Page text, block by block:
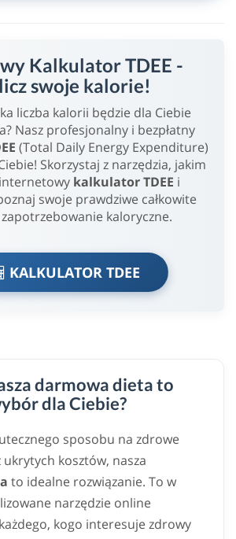
Kalkulator TDEE -
swoje kalorie!
liczba kalorii będzie dla Ciebie
Nasz profesjonalny i bezpłatny
(Total Daily Energy Expenditure)
Skorzystaj z narzędzia, jakim
kalkulator TDEE i
swoje prawdziwe całkowite
kaloryczne.
KALKULATOR TDEE
darmowa dieta to
dla Ciebie?
sposobu na zdrowe
kosztów, nasza
to idealne rozwiązanie. To w
narzędzie online
kogo interesuje zdrowy